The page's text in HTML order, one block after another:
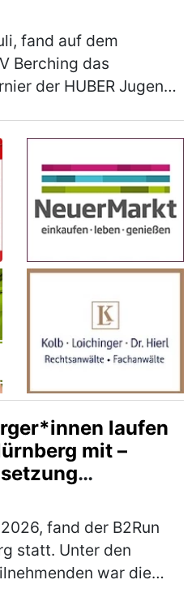
fand auf dem
Berching das
der HUBER Jugend-
laufen
mit –
fand der B2Run
statt. Unter den
war die